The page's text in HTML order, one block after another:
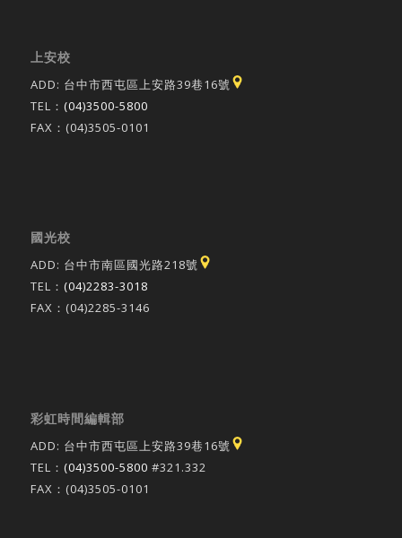
上安校
ADD: 台中市西屯區上安路39巷16號
TEL： (04)3500-5800
FAX：(04)3505-0101
國光校
ADD: 台中市南區國光路218號
TEL： (04)2283-3018
FAX：(04)2285-3146
彩虹時間編輯部
ADD: 台中市西屯區上安路39巷16號
TEL： (04)3500-5800 #321.332
FAX：(04)3505-0101